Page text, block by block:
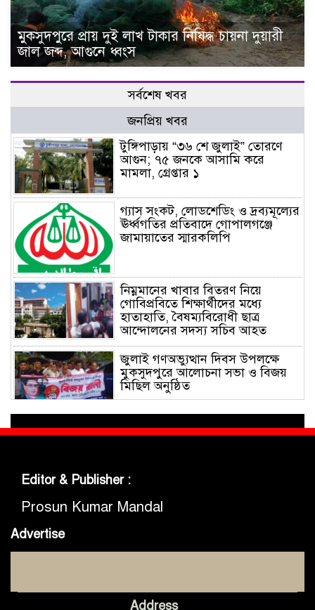
মুকসুদপুরে প্রায় দুই লাখ টাকার নিষিদ্ধ চায়না দুয়ারী
জাল জব্দ, আগুনে ধ্বংস
সর্বশেষ খবর
জনপ্রিয় খবর
টুঙ্গিপাড়ায় “৩৬ শে জুলাই” তোরণে
আগুন; ৭৫ জনকে আসামি করে
মামলা, গ্রেপ্তার ১
গ্যাস সংকট, লোডশেডিং ও দ্রব্যমূল্যের
ঊর্ধ্বগতির প্রতিবাদে গোপালগঞ্জে
জামায়াতের স্মারকলিপি
নিম্নমানের খাবার বিতরণ নিয়ে
গোবিপ্রবিতে শিক্ষার্থীদের মধ্যে
হাতাহাতি, বৈষম্যবিরোধী ছাত্র
আন্দোলনের সদস্য সচিব আহত
জুলাই গণঅভ্যুত্থান দিবস উপলক্ষে
মুকসুদপুরে আলোচনা সভা ও বিজয়
মিছিল অনুষ্ঠিত
গোবিপ্রবিতে জুলাই গণঅভ্যুত্থান দিবস
উদযাপন
মুকসুদপুরে প্রায় দুই লাখ টাকার
নিষিদ্ধ চায়না দুয়ারী জাল জব্দ, আগুনে
ধ্বংস
মুকসুদপুরে ‘রক্তাক্ত জুলাই’ শীর্ষক
Editor & Publisher :
Prosun Kumar Mandal
Advertise
Address